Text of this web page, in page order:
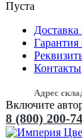
Пуста
Доставка
Гарантия
Контакты
Адрес
Включите
8 (800) 200-